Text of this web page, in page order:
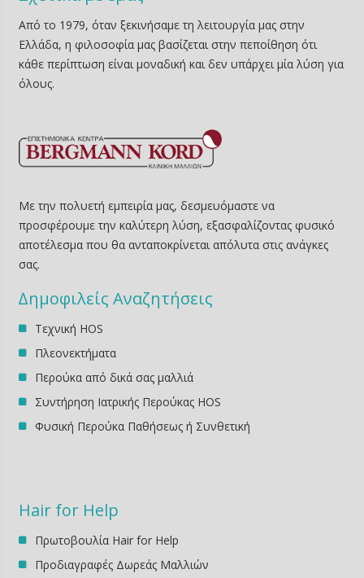
Από το 1979, όταν ξεκινήσαμε τη λειτουργία μας στην
Ελλάδα, η φιλοσοφία μας βασίζεται στην πεποίθηση ότι
κάθε περίπτωση είναι μοναδική και δεν υπάρχει μία λύση για
όλους.
Με την πολυετή εμπειρία μας, δεσμευόμαστε να
προσφέρουμε την καλύτερη λύση, εξασφαλίζοντας φυσικό
αποτέλεσμα που θα ανταποκρίνεται απόλυτα στις ανάγκες
σας.
∆ημοφιλείς Αναζητήσεις
Τεχνική HOS
Πλεονεκτήματα
Περούκα από δικά σας μαλλιά
Συντήρηση Ιατρικής Περούκας HOS
Φυσική Περούκα Παθήσεως ή Συνθετική
Hair for Help
Πρωτοβουλία Hair for Help
Προδιαγραφές Δωρεάς Μαλλιών